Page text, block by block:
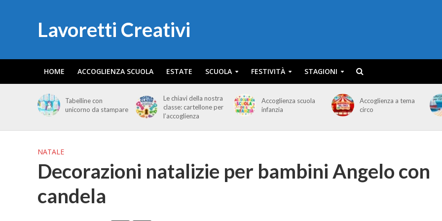
Lavoretti Creativi
HOME ACCOGLIENZA SCUOLA ESTATE SCUOLA FESTIVITÀ STAGIONI
Tabelline con
unicorno da stampare
Le chiavi della nostra
classe: cartellone per
l’accoglienza
Accoglienza scuola
infanzia
Accoglienza a tema
circo
NATALE
Decorazioni natalizie per bambini Angelo con
candela